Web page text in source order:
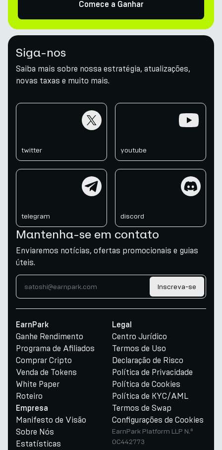
Comece a Ganhar
Siga-nos
Saiba mais sobre nossa estratégia, atualizações,
novas taxas e muito mais.
twitter youtube
telegram discord
Mantenha-se em contato
Enviaremos notícias, ofertas promocionais e guias
úteis.
Inscreva-se
EarnPark
Ganhe Rendimento
Programa de Afiliados
Comprar Cripto
Venda de Tokens
White Paper
Roteiro
Empresa
Manifesto de Visão
Sobre Nós
Estatísticas
Legal
Centro Jurídico
Termos de Uso
Declaração de Risco
Política de Privacidade
Política de Cookies
Política de KYC/AML
Termos de Swap
Configurações de Cookies
EarnPark Platform LLP N.º
OC442773